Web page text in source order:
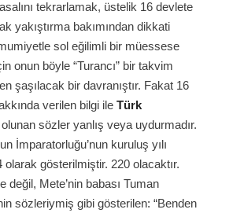
tekrarlamak, üstelik 16 devlete
yakıştırma bakımından dikkati
sol eğilimli bir müessese
onun böyle “Turancı” bir takvim
şaşılacak bir davranıştır. Fakat 16
verilen bilgi ile Türk
sözler yanlış veya uydurmadır.
İmparatorluğu’nun kuruluş yılı
olarak gösterilmiştir. 220 olacaktır.
değil, Mete’nin babası Tuman
sözleriymiş gibi gösterilen: “Benden